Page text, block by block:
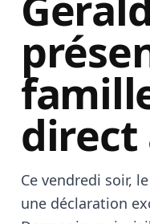
direct
Ce vendredi soir,
une déclaration